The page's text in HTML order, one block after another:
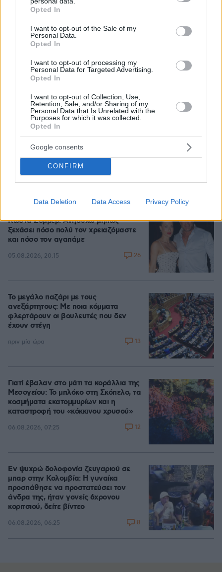
grant or deny consent to Google and its third-party tags to
use your data for below specified purposes in below Google
consent section.
Opted In
I want to opt-out of the Sale of my
Personal Data.
Opted In
I want to opt-out of processing my
Personal Data for Targeted Advertising.
Opted In
I want to opt-out of Collection, Use,
Retention, Sale, and/or Sharing of my
Personal Data that Is Unrelated with the
Purposes for which it was collected.
Opted In
Google consents
CONFIRM
Data Deletion Data Access Privacy Policy
μετακομίσουν, φωτογραφίες
Άγριο διπλό έγκλημα στην Ταϊλάνδη:
Σκότωσαν δύο αδέλφια από τη Ρωσία
για τη μηχανή τους και μια οικογένεια
για το φορτηγάκι της
06.08.2026, 09:29
Νεαρή γυναίκα με ακατέργαστη
ομορφιά από την Αιθιοπία έγινε viral,
δείτε την εντυπωσιακή μεταμόρφωσή
της από μακιγιέρ
06.08.2026, 09:18
Κώστα Σόμμερ: Ανησυχώ μήπως
ξεχάσει πόσο πολύ τον χρειαζόμαστε
και πόσο τον αγαπάμε
05.08.2026, 20:15 26
Το μεγάλο παζάρι με τους
ανεξάρτητους: Με ποια κόμματα
φλερτάρουν οι βουλευτές που δεν
έχουν στέγη
πριν μία ώρα 13
Γιατί έβαλαν στο μάτι τα κοράλλια της
Μεσογείου: Το μπλόκο στη Σκόπελο, τα
κοσμήματα εκατομμυρίων και η
καταστροφή του «κόκκινου χρυσού»
06.08.2026, 07:25 12
Εν ψυχρώ δολοφονία ζευγαριού σε
μπαρ στην Κολομβία: Η γυναίκα
προσπάθησε να προστατεύσει τον
άνδρα της, ήταν γονείς 6χρονου
κοριτσιού, δείτε βίντεο
06.08.2026, 06:25 8